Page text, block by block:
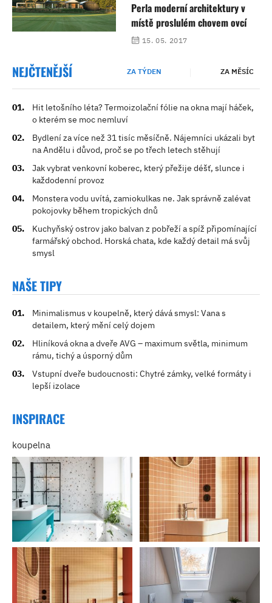
Perla moderní architektury v
místě proslulém chovem ovcí
15. 05. 2017
NEJČTENĚJŠÍ ZA TÝDEN ZA MĚSÍC
Hit letošního léta? Termoizolační fólie na okna mají háček,
o kterém se moc nemluví
Bydlení za více než 31 tisíc měsíčně. Nájemníci ukázali byt
na Andělu i důvod, proč se po třech letech stěhují
Jak vybrat venkovní koberec, který přežije déšť, slunce i
každodenní provoz
Monstera vodu uvítá, zamiokulkas ne. Jak správně zalévat
pokojovky během tropických dnů
Kuchyňský ostrov jako balvan z pobřeží a spíž připomínající
farmářský obchod. Horská chata, kde každý detail má svůj
smysl
NAŠE TIPY
Minimalismus v koupelně, který dává smysl: Vana s
detailem, který mění celý dojem
Hliníková okna a dveře AVG – maximum světla, minimum
rámu, tichý a úsporný dům
Vstupní dveře budoucnosti: Chytré zámky, velké formáty i
lepší izolace
INSPIRACE
koupelna